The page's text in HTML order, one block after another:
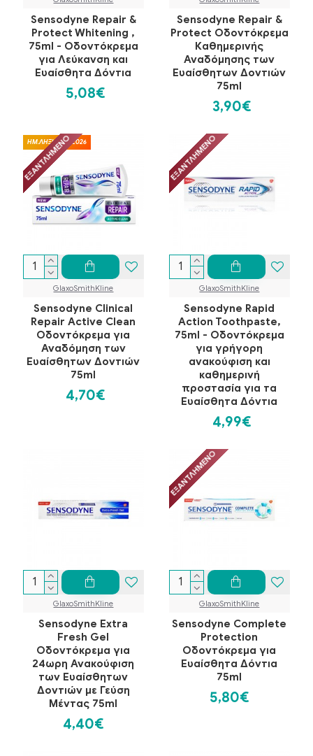
Sensodyne Repair &
Protect Whitening ,
75ml - Οδοντόκρεμα
για Λεύκανση και
Ευαίσθητα Δόντια
5,08€
Sensodyne Repair &
Protect Οδοντόκρεμα
Καθημερινής
Αναδόμησης των
Ευαίσθητων Δοντιών
75ml
3,90€
ΗΜ.ΛΗΞΗΣ 09/2026
ΕΞΑΝΤΛΗΜΈΝΟ
GlaxoSmithKline
Sensodyne Clinical
Repair Active Clean
Οδοντόκρεμα για
Αναδόμηση των
Ευαίσθητων Δοντιών
75ml
4,70€
ΕΞΑΝΤΛΗΜΈΝΟ
GlaxoSmithKline
Sensodyne Rapid
Action Toothpaste,
75ml - Οδοντόκρεμα
για γρήγορη
ανακούφιση και
καθημερινή
προστασία για τα
Ευαίσθητα Δόντια
4,99€
GlaxoSmithKline
Sensodyne Extra
Fresh Gel
Οδοντόκρεμα για
24ωρη Ανακούφιση
των Ευαίσθητων
Δοντιών με Γεύση
Μέντας 75ml
4,40€
ΕΞΑΝΤΛΗΜΈΝΟ
GlaxoSmithKline
Sensodyne Complete
Protection
Οδοντόκρεμα για
Ευαίσθητα Δόντια
75ml
5,80€